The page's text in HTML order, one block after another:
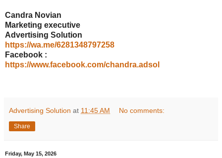
Candra Novian
Marketing executive
Advertising Solution
https://wa.me/6281348797258
Facebook :
https://www.facebook.com/chandra.adsol
Advertising Solution at 11:45 AM No comments:
Share
Friday, May 15, 2026